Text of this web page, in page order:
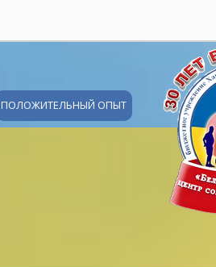
ПОЛОЖИТЕЛЬНЫЙ ОПЫТ